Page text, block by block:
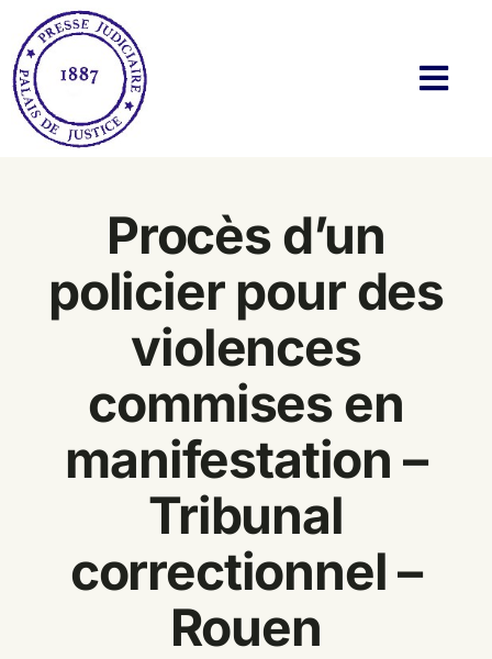
Passer
au
contenu
Actualités
Membres
Bibliothèque
Twitter & Blog
Contact
Procès d’un
policier pour des
violences
commises en
manifestation –
Tribunal
correctionnel –
Rouen